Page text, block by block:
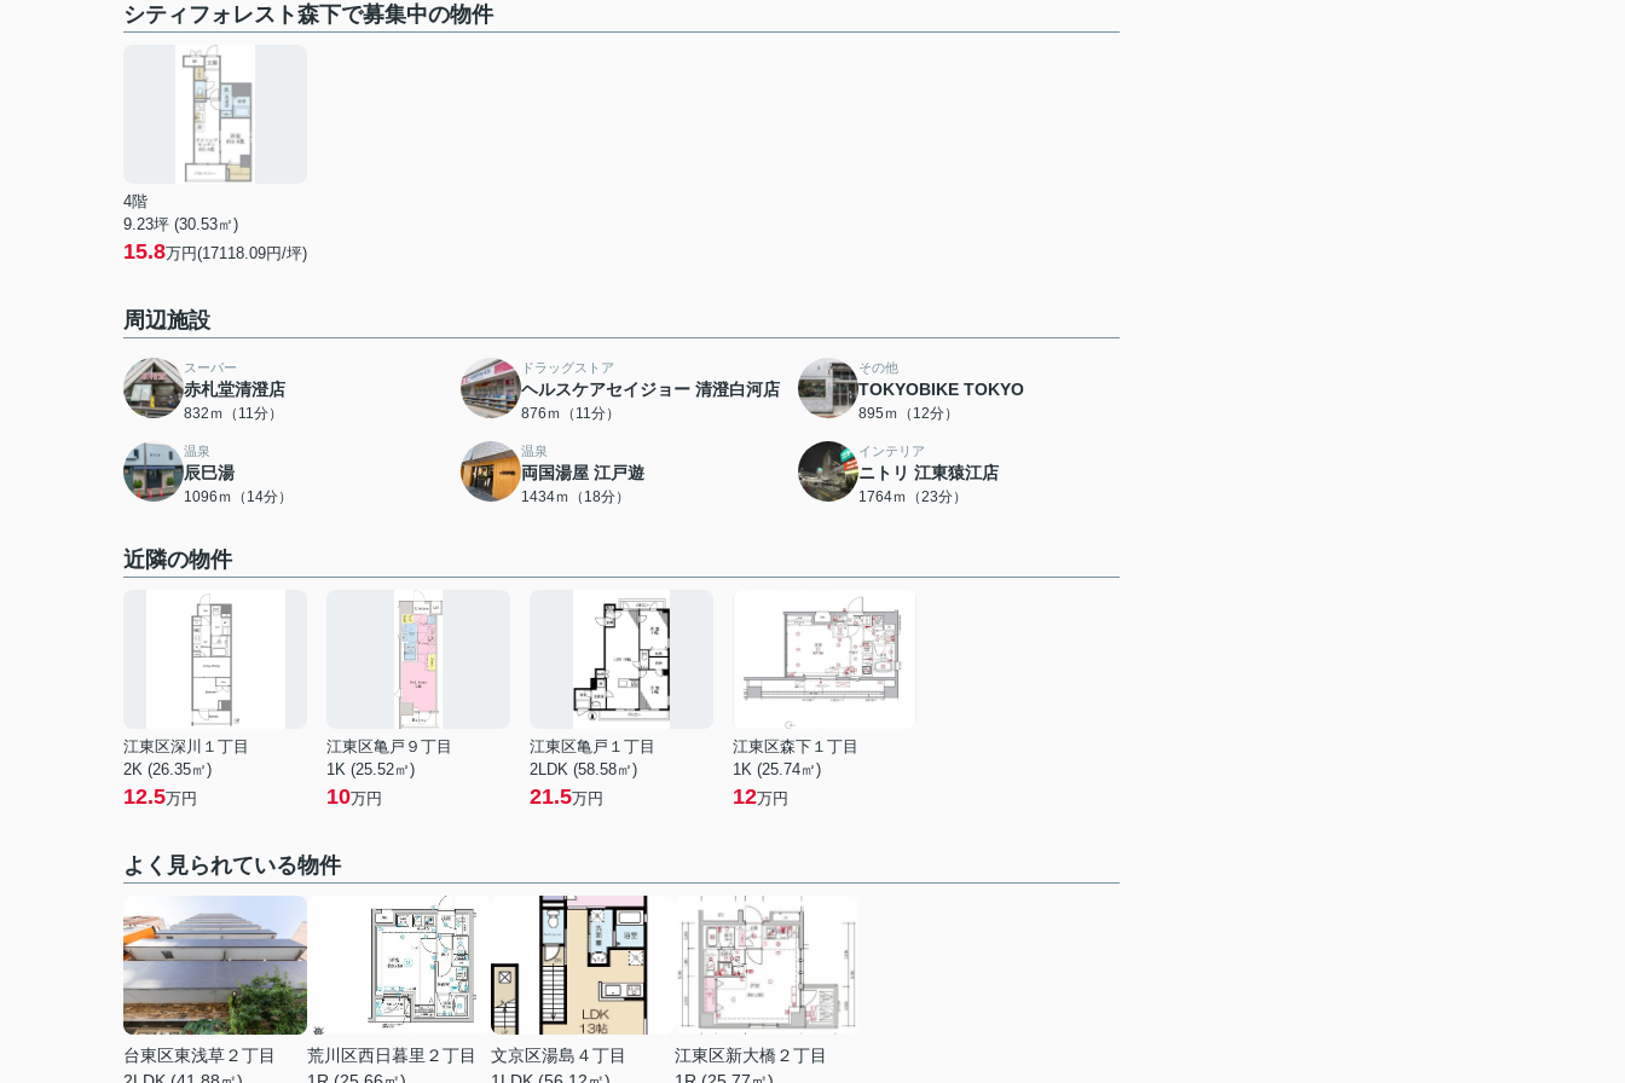
シティフォレスト森下で募集中の物件
4階
9.23坪 (30.53㎡)
15.8万円(17118.09円/坪)
周辺施設
スーパー
赤札堂清澄店
832ｍ（11分）
ドラッグストア
ヘルスケアセイジョー 清澄白河店
876ｍ（11分）
その他
TOKYOBIKE TOKYO
895ｍ（12分）
温泉
辰巳湯
1096ｍ（14分）
温泉
両国湯屋 江戸遊
1434ｍ（18分）
インテリア
ニトリ 江東猿江店
1764ｍ（23分）
近隣の物件
江東区深川１丁目
2K (26.35㎡)
12.5万円
江東区亀戸９丁目
1K (25.52㎡)
10万円
江東区亀戸１丁目
2LDK (58.58㎡)
21.5万円
江東区森下１丁目
1K (25.74㎡)
12万円
よく見られている物件
台東区東浅草２丁目
荒川区西日暮里２丁目
文京区湯島４丁目
江東区新大橋２丁目